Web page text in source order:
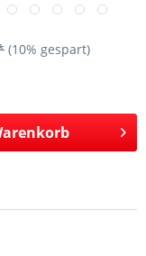
(10% gespart)